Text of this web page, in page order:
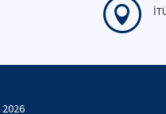
2026